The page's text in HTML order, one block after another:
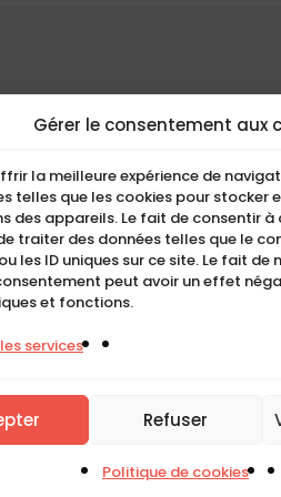
Gérer le consentement aux
la meilleure expérience de
telles que les cookies pour stocker
des appareils. Le fait de consentir à
traiter des données telles que le
les ID uniques sur ce site. Le fait de
peut avoir un effet
et fonctions.
services
Refuser
Politique de cookies
COMPACT
5, Rue
95195 BP30523
Goussainville
d’Oise France.
01 34 04 76 50